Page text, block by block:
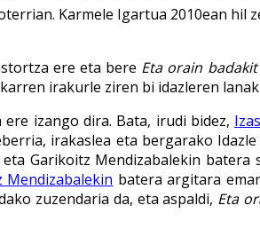
Karmele Igartua 2010ean hil
ere eta bere Eta orain badakit
irakurle ziren bi idazleren
izango dira. Bata, irudi bidez,
irakaslea eta bergarako
Garikoitz Mendizabalekin
Mendizabalekin batera argitara
zuzendaria da, eta aspaldi, Eta